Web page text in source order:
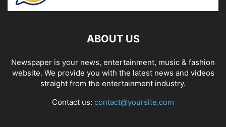
ABOUT US
Newspaper is your news, entertainment, music & fashion
website. We provide you with the latest news and videos
straight from the entertainment industry.
Contact us: contact@yoursite.com